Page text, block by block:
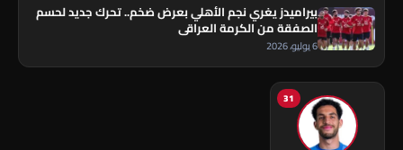
بيراميدز يغري نجم الأهلي بعرض ضخم.. تحرك جديد لحسم
الصفقة من الكرمة العراقي
6 يوليو، 2026
31